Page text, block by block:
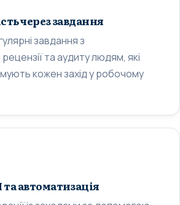
через завдання
завдання з
та аудиту людям, які
кожен захід у робочому
автоматизація